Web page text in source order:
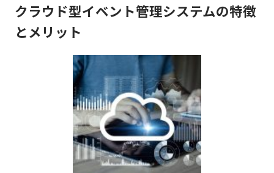
クラウド型イベント管理システムの特徴
とメリット